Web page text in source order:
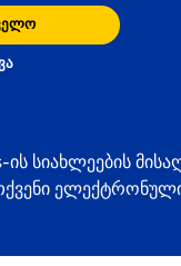
ის სიახლეების